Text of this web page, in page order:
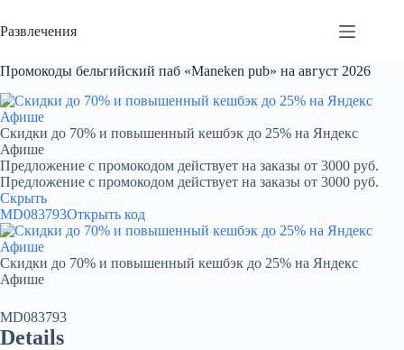
к
сути
Развлечения
Промокоды бельгийский паб «Maneken pub» на август 2026
Скидки до 70% и повышенный кешбэк до 25% на Яндекс
Афише
Предложение с промокодом действует на заказы от 3000 руб.
Предложение с промокодом действует на заказы от 3000 руб.
Скрыть
MD083793Открыть код
Скидки до 70% и повышенный кешбэк до 25% на Яндекс
Афише
MD083793
Details